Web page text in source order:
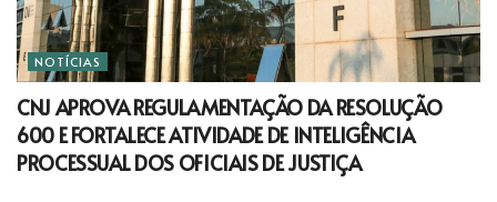
NOTÍCIAS
CNJ APROVA REGULAMENTAÇÃO DA RESOLUÇÃO
600 E FORTALECE ATIVIDADE DE INTELIGÊNCIA
PROCESSUAL DOS OFICIAIS DE JUSTIÇA